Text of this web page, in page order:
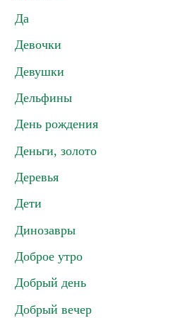
Да
Девочки
Девушки
Дельфины
День рождения
Деньги, золото
Деревья
Дети
Динозавры
Доброе утро
Добрый день
Добрый вечер